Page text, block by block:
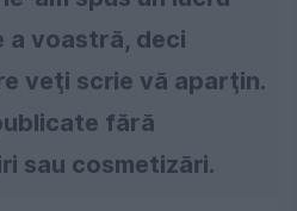
a voastră, deci
veţi scrie vă aparţin.
fără
sau cosmetizări.